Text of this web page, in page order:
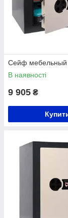
Сейф мeбельный
В наявності
9 905 ₴